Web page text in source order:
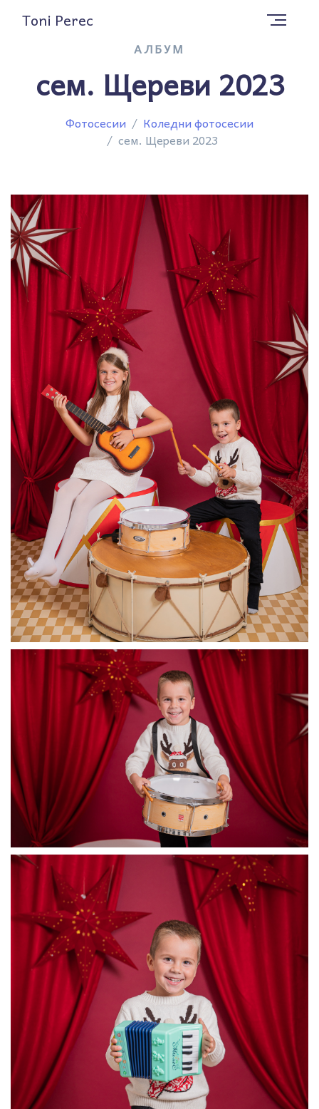
Toni Perec
АЛБУМ
сем. Щереви 2023
Фотосесии
Коледни фотосесии
сем. Щереви 2023